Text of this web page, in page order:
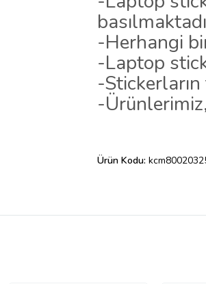
-Herhangi
-Laptop
-
-
Ürün Kodu: